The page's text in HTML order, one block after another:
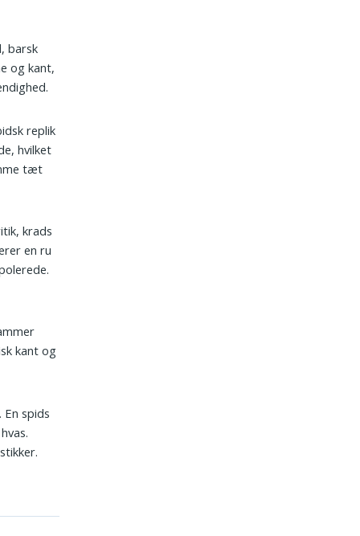
barsk
og kant,
replik
hvilket
tæt
krads
en ru
kant og
spids